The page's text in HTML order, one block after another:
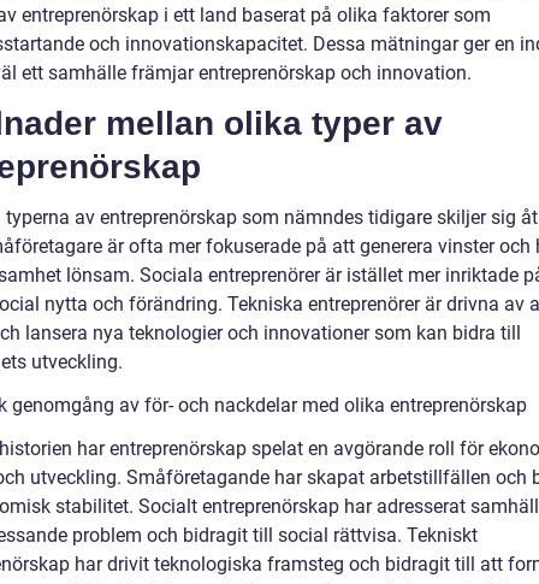
entreprenörskap i ett land baserat på olika faktorer som
och innovationskapacitet. Dessa mätningar ger en
ett samhälle främjar entreprenörskap och innovation.
mellan olika typer av
typerna av entreprenörskap som nämndes tidigare skiljer sig
är ofta mer fokuserade på att generera vinster och
lönsam. Sociala entreprenörer är istället mer inriktade
nytta och förändring. Tekniska entreprenörer är drivna av
lansera nya teknologier och innovationer som kan bidra till
utveckling.
genomgång av för- och nackdelar med olika entreprenörskap
har entreprenörskap spelat en avgörande roll för
utveckling. Småföretagande har skapat arbetstillfällen och
stabilitet. Socialt entreprenörskap har adresserat
problem och bidragit till social rättvisa. Tekniskt
har drivit teknologiska framsteg och bidragit till att